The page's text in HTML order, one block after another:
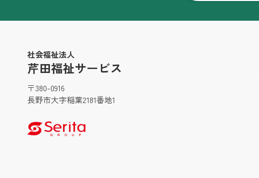
社会福祉法人
芹田福祉サービス
〒380-0916
長野市大字稲葉2181番地1